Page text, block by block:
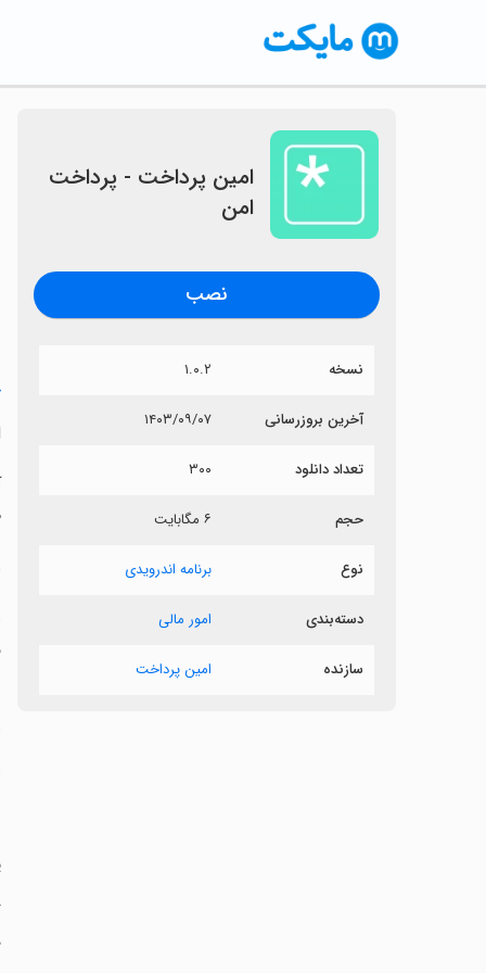
‏امین پرداخت - پرداخت
امن
نصب
نسخه ۱.۰.۲
آخرین بروزرسانی ۱۴۰۳/۰۹/۰۷
تعداد دانلود ۳۰۰
حجم ۶ مگابایت
نوع برنامه اندرویدی
دسته‌بندی امور مالی
سازنده امین پرداخت